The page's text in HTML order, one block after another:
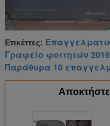
Ετικέττες:
Γραφείο φοιτητών 2016
Παράθυρα 10
Αποκτήστε